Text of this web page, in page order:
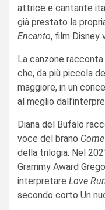
attrice e cantante
già prestato la
Encanto, film Disney
La canzone
che, da più piccola
maggiore, in un
al meglio
Diana del Bufalo
voce del brano
della trilogia. Nel
Grammy Award
interpretare Love
secondo corto Un